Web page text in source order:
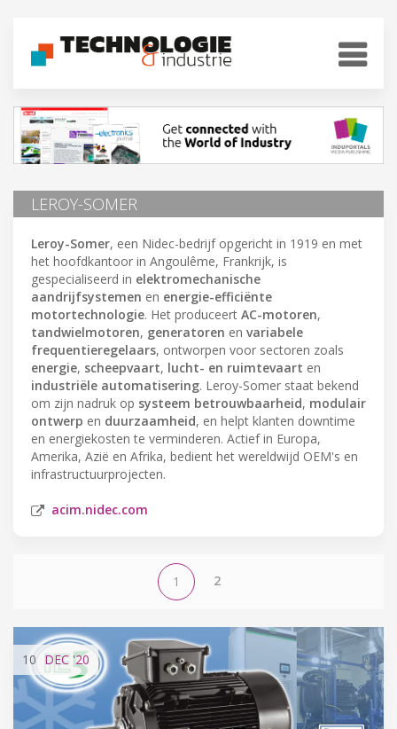
LEROY-SOMER
Leroy-Somer, een Nidec-bedrijf opgericht in 1919 en met
het hoofdkantoor in Angoulême, Frankrijk, is
gespecialiseerd in elektromechanische
aandrijfsystemen en energie-efficiënte
motortechnologie. Het produceert AC-motoren,
tandwielmotoren, generatoren en variabele
frequentieregelaars, ontworpen voor sectoren zoals
energie, scheepvaart, lucht- en ruimtevaart en
industriële automatisering. Leroy-Somer staat bekend
om zijn nadruk op systeem betrouwbaarheid, modulair
ontwerp en duurzaamheid, en helpt klanten downtime
en energiekosten te verminderen. Actief in Europa,
Amerika, Azië en Afrika, bedient het wereldwijd OEM's en
infrastructuurprojecten.
acim.nidec.com
1 2
10 DEC'20